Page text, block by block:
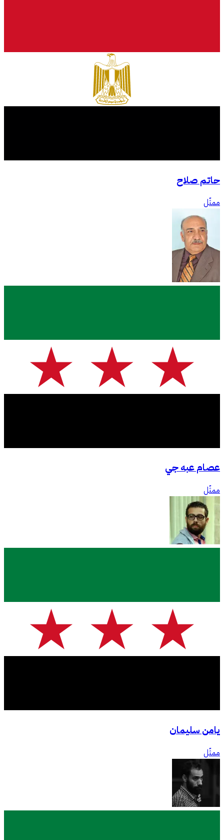
حاتم صلاح
ممثّل
عصام عبه جي
ممثّل
يامن سليمان
ممثّل